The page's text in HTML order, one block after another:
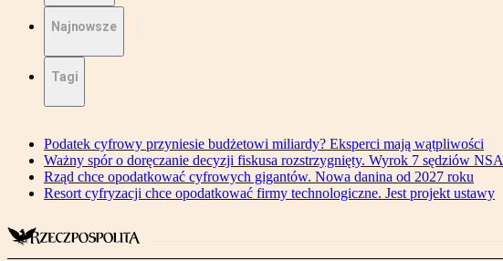
Najnowsze
Tagi
Podatek cyfrowy przyniesie budżetowi miliardy? Eksperci mają wątpliwości
Ważny spór o doręczanie decyzji fiskusa rozstrzygnięty. Wyrok 7 sędziów NSA
Rząd chce opodatkować cyfrowych gigantów. Nowa danina od 2027 roku
Resort cyfryzacji chce opodatkować firmy technologiczne. Jest projekt ustawy